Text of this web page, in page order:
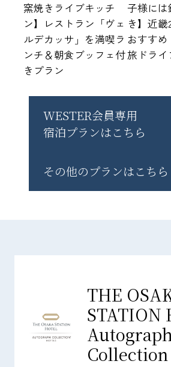
窯焼きライブキッチ
ン】レストラン「ヴェ
ルデカッサ」を満喫ラ
ンチ＆朝食ブッフェ付
きプラン
子様に
き】近
おすす
旅ドライ
WESTER会員専用
宿泊プランはこちら
その他のプランはこちら
THE
STATION
Collection